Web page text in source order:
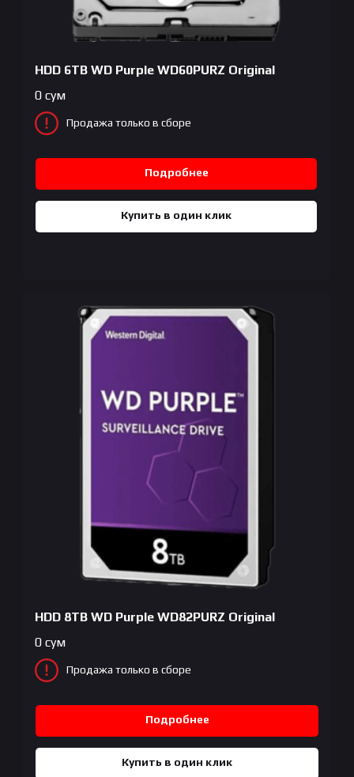
HDD 6TB WD Purple WD60PURZ Original
0 сум
Продажа только в сборе
Подробнее
Купить в один клик
HDD 8TB WD Purple WD82PURZ Original
0 сум
Продажа только в сборе
Подробнее
Купить в один клик